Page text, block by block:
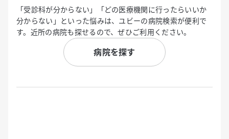
「受診科が分からない」「どの医療機関に行ったらいいか
分からない」といった悩みは、ユビーの病院検索が便利で
す。近所の病院も探せるので、ぜひご利用ください。
病院を探す